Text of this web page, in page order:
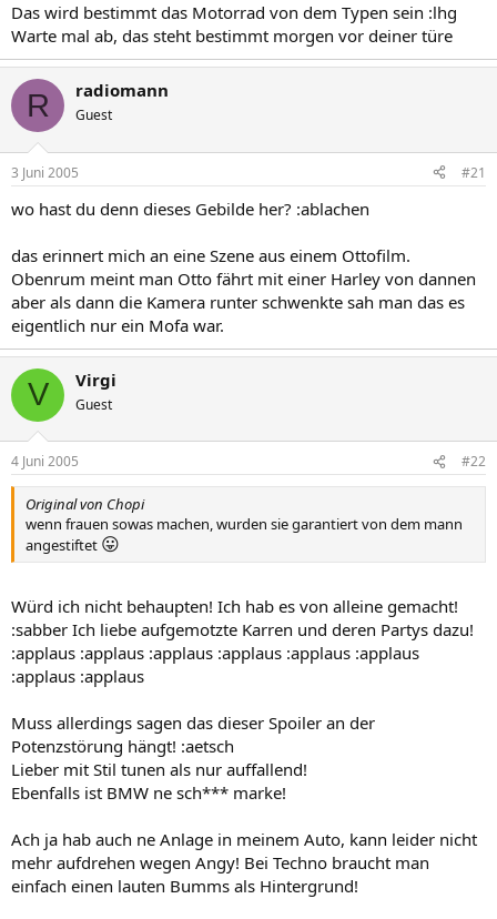
Das wird bestimmt das Motorrad von dem Typen sein :lhg
Warte mal ab, das steht bestimmt morgen vor deiner türe
R radiomann
Guest
3 Juni 2005 #21
wo hast du denn dieses Gebilde her? :ablachen
das erinnert mich an eine Szene aus einem Ottofilm.
Obenrum meint man Otto fährt mit einer Harley von dannen
aber als dann die Kamera runter schwenkte sah man das es
eigentlich nur ein Mofa war.
V Virgi
Guest
4 Juni 2005 #22
Original von Chopi
wenn frauen sowas machen, wurden sie garantiert von dem mann
angestiftet 😛
Würd ich nicht behaupten! Ich hab es von alleine gemacht!
:sabber Ich liebe aufgemotzte Karren und deren Partys dazu!
:applaus :applaus :applaus :applaus :applaus :applaus
:applaus :applaus
Muss allerdings sagen das dieser Spoiler an der
Potenzstörung hängt! :aetsch
Lieber mit Stil tunen als nur auffallend!
Ebenfalls ist BMW ne sch*** marke!
Ach ja hab auch ne Anlage in meinem Auto, kann leider nicht
mehr aufdrehen wegen Angy! Bei Techno braucht man
einfach einen lauten Bumms als Hintergrund!